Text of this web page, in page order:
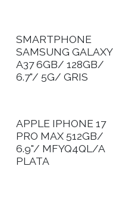
SMARTPHONE
SAMSUNG GALAXY
A37 6GB/ 128GB/
6.7"/ 5G/ GRIS
APPLE IPHONE 17
PRO MAX 512GB/
6.9"/ MFYQ4QL/A
PLATA